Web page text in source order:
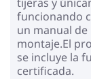
funcionando
un manual
montaje.El
se incluye la
certificada.